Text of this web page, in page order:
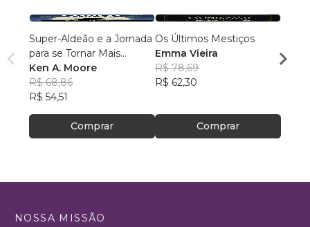
Super-Aldeão e a Jornada
para se Tornar Mais
Interessante!
Ken A. Moore
R$ 68,86
R$ 54,51
Comprar
Os Últimos Mestiços
Emma Vieira
R$ 78,69
R$ 62,30
Comprar
NOSSA MISSÃO